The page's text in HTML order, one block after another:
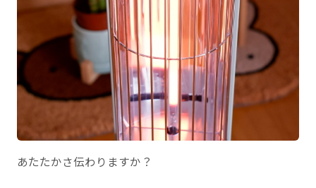
あたたかさ伝わりますか？